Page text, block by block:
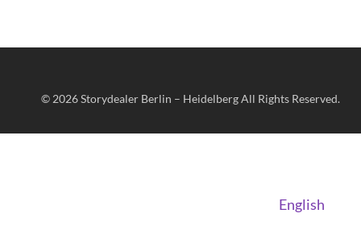
© 2026Storydealer Berlin – HeidelbergAll Rights Reserved.
English